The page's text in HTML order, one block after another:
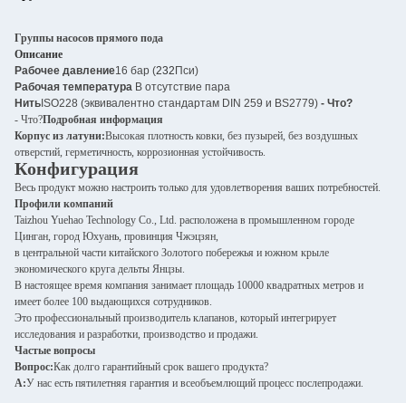
Группы насосов прямого пода
Описание
Рабочее давление16 бар (232 Пси)
Рабочая температура В отсутствие пара
Нить ISO228 (эквивалентно стандартам DIN 259 и BS2779) - Что?
- Что?Подробная информация
Корпус из латуни:Высокая плотность ковки, без пузырей, без воздушных
отверстий, герметичность, коррозионная устойчивость.
Конфигурация
Весь продукт можно настроить только для удовлетворения ваших потребностей.
Профили компаний
Taizhou Yuehao Technology Co., Ltd. расположена в промышленном городе
Цинган, город Юхуань, провинция Чжэцзян,
в центральной части китайского Золотого побережья и южном крыле
экономического круга дельты Янцзы.
В настоящее время компания занимает площадь 10000 квадратных метров и
имеет более 100 выдающихся сотрудников.
Это профессиональный производитель клапанов, который интегрирует
исследования и разработки, производство и продажи.
Частые вопросы
Вопрос:Как долго гарантийный срок вашего продукта?
А:У нас есть пятилетняя гарантия и всеобъемлющий процесс послепродажи.